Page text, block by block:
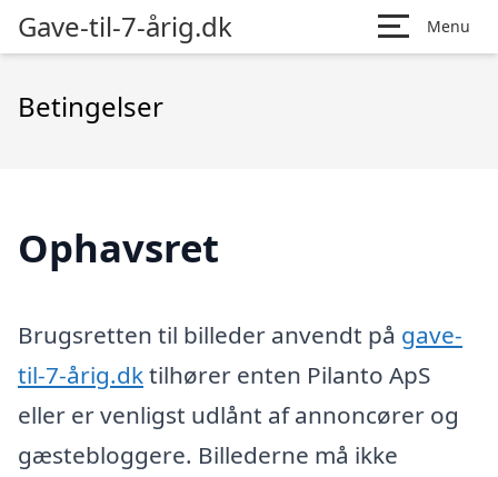
Gave-til-7-årig.dk Menu
Betingelser
Ophavsret
Brugsretten til billeder anvendt på gave-
til-7-årig.dktilhører enten Pilanto ApS
eller er venligst udlånt af annoncører og
gæstebloggere. Billederne må ikke